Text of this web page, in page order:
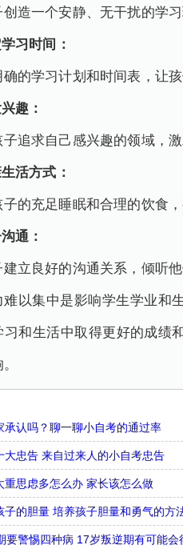
创造一个安静、无干扰的学
习时间：
的学习计划和时间表，让
趣：
追求自己感兴趣的领域，激
活方式：
的充足睡眠和合理的饮食，
通：
立良好的沟通关系，倾听
难以集中是影响学生学业和
习和生活中取得更好的成绩
承认吗？聊一聊小自考的通过率
大忠告 来自过来人的小自考忠告
重思虑多怎么办 家长该怎么做
子的胆量 培养孩子胆量和勇气的方
要警惕四种病 17岁叛逆期有可能会